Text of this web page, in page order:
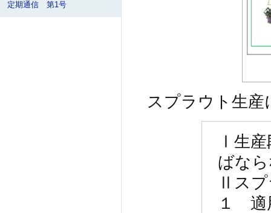
スプラウト生
Ⅰ生
ばな
Ⅱスプ
１ 適
定期通信 第1号